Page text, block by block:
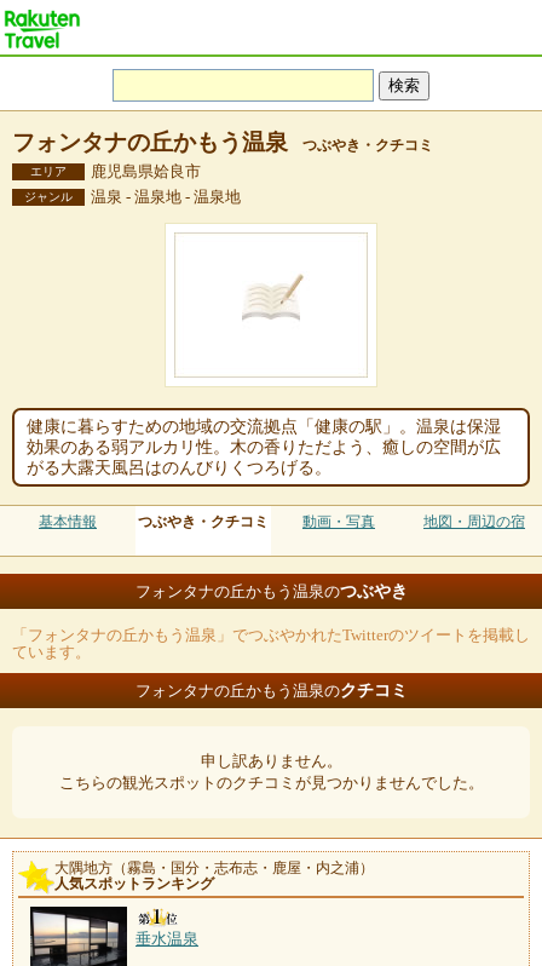
フォンタナの丘かもう温泉 つぶやき・クチコミ
エリア 鹿児島県姶良市
ジャンル 温泉 - 温泉地 - 温泉地
健康に暮らすための地域の交流拠点「健康の駅」。温泉は保湿
効果のある弱アルカリ性。木の香りただよう、癒しの空間が広
がる大露天風呂はのんびりくつろげる。
基本情報 つぶやき・クチコミ 動画・写真 地図・周辺の宿
フォンタナの丘かもう温泉のつぶやき
「フォンタナの丘かもう温泉」でつぶやかれたTwitterのツイートを掲載し
ています。
フォンタナの丘かもう温泉のクチコミ
申し訳ありません。
こちらの観光スポットのクチコミが見つかりませんでした。
大隅地方（霧島・国分・志布志・鹿屋・内之浦）
人気スポットランキング
垂水温泉